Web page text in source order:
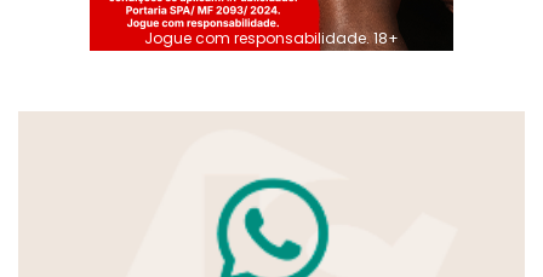
Jogue com responsabilidade. 18+